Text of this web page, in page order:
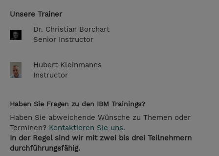
Unsere Trainer
Dr. Christian Borchart
Senior Instructor
Hubert Kleinmanns
Instructor
Haben Sie Fragen zu den IBM Trainings?
Haben Sie abweichende Wünsche zu Themen oder
Terminen? Kontaktieren Sie uns.
In der Regel sind wir mit zwei bis drei Teilnehmern
durchführungsfähig.